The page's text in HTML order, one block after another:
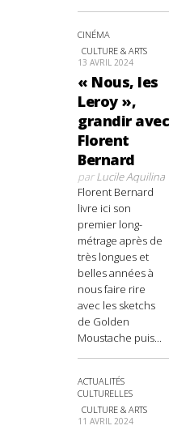
CINÉMA
CULTURE & ARTS
13 AVRIL 2024
« Nous, les
Leroy »,
grandir avec
Florent
Bernard
parLucile Aquilina
Florent Bernard
livre ici son
premier long-
métrage après de
très longues et
belles années à
nous faire rire
avec les sketchs
de Golden
Moustache puis...
ACTUALITÉS
CULTURELLES
CULTURE & ARTS
11 AVRIL 2024